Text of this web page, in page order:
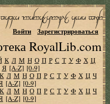
RoyalLib.com
Войти Зарегистрироваться
К Л М Н О П Р С Т У Ф Х Ц
Я [A-Z] [0-9]
К Л М Н О П Р С Т У Ф Х Ц Ч
[A-Z] [0-9]
К Л М Н О П Р С Т У Ф Х Ц Ч
[A-Z] [0-9]